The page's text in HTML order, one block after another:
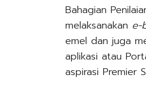
Bahagian
melaksanakan e-
emel dan juga
aplikasi atau
aspirasi Premier